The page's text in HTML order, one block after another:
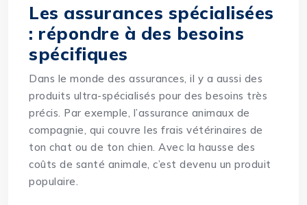
Les assurances spécialisées
: répondre à des besoins
spécifiques
Dans le monde des assurances, il y a aussi des
produits ultra-spécialisés pour des besoins très
précis. Par exemple, l’assurance animaux de
compagnie, qui couvre les frais vétérinaires de
ton chat ou de ton chien. Avec la hausse des
coûts de santé animale, c’est devenu un produit
populaire.